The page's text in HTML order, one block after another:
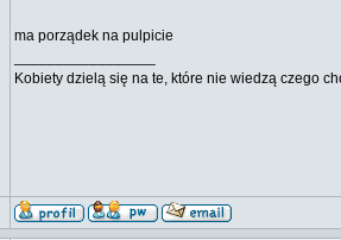
ma porządek na pulpicie
Kobiety dzielą się na te, które nie wiedzą czego